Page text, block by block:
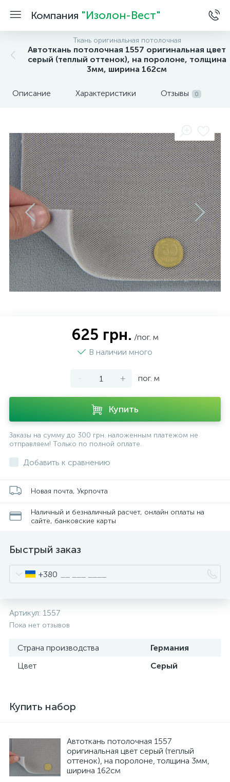
Компания "Изолон-Вест"
Ткань оригинальная потолочная
Автоткань потолочная 1557 оригинальная цвет
серый (теплый оттенок), на поролоне, толщина
3мм, ширина 162см
Описание Характеристики Отзывы 0
625 грн. /пог. м
В наличии много
- + пог. м
Купить
Заказы на сумму до 300 грн. наложенным платежом не
отправляем! Только по полной оплате.
Добавить к сравнению
Новая почта, Укрпочта
Наличный и безналичный расчет, онлайн оплаты на
сайте, банковские карты
Быстрый заказ
+380
Артикул: 1557
Пока нет отзывов
Страна производства
Германия
Цвет
Серый
Купить набор
Автоткань потолочная 1557
оригинальная цвет серый (теплый
оттенок), на поролоне, толщина 3мм,
ширина 162см